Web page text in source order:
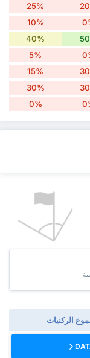
25%
10%
40%
5%
15%
30%
0%
الركنيات